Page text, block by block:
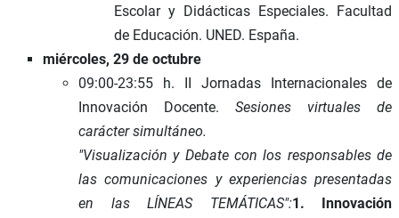
Escolar y Didácticas Especiales. Facultad
de Educación. UNED. España.
miércoles, 29 de octubre
09:00-23:55 h. II Jornadas Internacionales de
Innovación Docente. Sesiones virtuales de
carácter simultáneo.
"Visualización y Debate con los responsables de
las comunicaciones y experiencias presentadas
en las LÍNEAS TEMÁTICAS":1. Innovación